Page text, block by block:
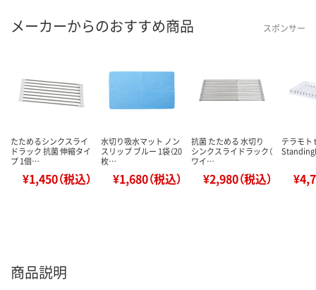
メーカーからのおすすめ商品 スポンサー
たためるシンクスライ
ドラック 抗菌 伸縮タイ
プ 1個…
¥1,450（税込）
水切り吸水マット ノン
スリップ ブルー 1袋（20
枚…
¥1,680（税込）
抗菌 たためる 水切り
シンクスライドラック（
ワイ…
¥2,980（税込）
テラモト
商品説明